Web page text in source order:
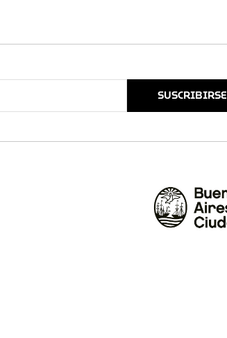
SUSCRIBIRSE